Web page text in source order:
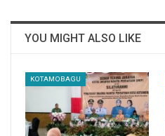
YOU MIGHT ALSO LIKE
KOTAMOBAGU